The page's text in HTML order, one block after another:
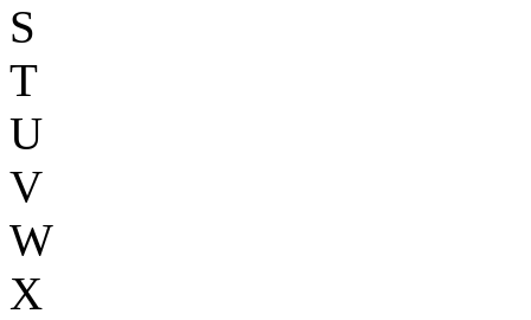
S
T
U
V
W
X